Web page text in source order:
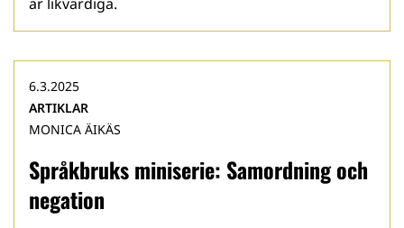
Språkbruks miniserie: Samordning och
negation
6.3.2025
ARTIKLAR
MONICA ÄIKÄS